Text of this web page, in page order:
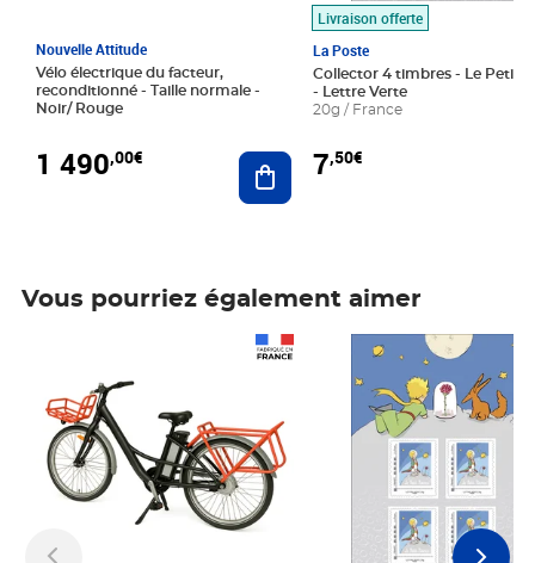
Nouvelle Attitude
Vélo électrique du facteur,
reconditionné - Taille normale -
Noir/ Rouge
1 490,00€ Ajouter au panier
Livraison offerte
La Poste
Collector 4 timbres - Le Petit
- Lettre Verte
20g / France
7,50€
Vous pourriez également aimer
Prix 7,50€